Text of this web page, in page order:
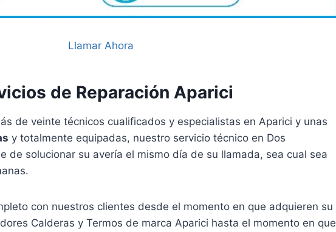
Llamar Ahora
de Reparación Aparici
de veinte técnicos cualificados y especialistas en Aparici y unas
y totalmente equipadas, nuestro servicio técnico en Dos
de solucionar su avería el mismo día de su llamada, sea cual sea
con nuestros clientes desde el momento en que adquieren su
Calderas y Termos de marca Aparici hasta el momento en que